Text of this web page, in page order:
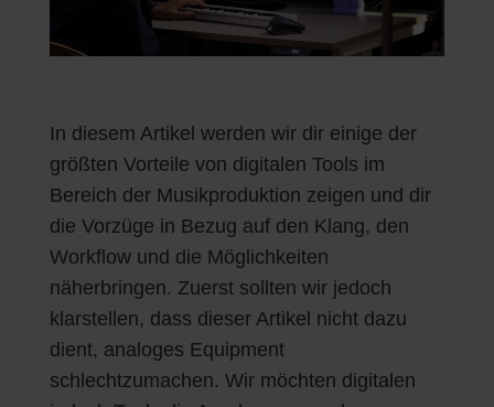
In diesem Artikel werden wir dir einige der
größten Vorteile von digitalen Tools im
Bereich der Musikproduktion zeigen und dir
die Vorzüge in Bezug auf den Klang, den
Workflow und die Möglichkeiten
näherbringen. Zuerst sollten wir jedoch
klarstellen, dass dieser Artikel nicht dazu
dient, analoges Equipment
schlechtzumachen. Wir möchten digitalen